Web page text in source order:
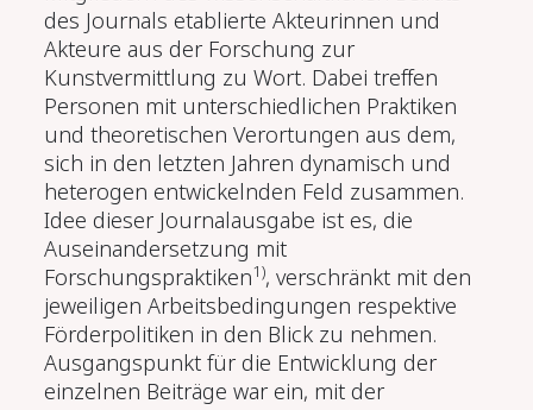
des Journals etablierte Akteurinnen und
Akteure aus der Forschung zur
Kunstvermittlung zu Wort. Dabei treffen
Personen mit unterschiedlichen Praktiken
und theoretischen Verortungen aus dem,
sich in den letzten Jahren dynamisch und
heterogen entwickelnden Feld zusammen.
Idee dieser Journalausgabe ist es, die
Auseinandersetzung mit
Forschungspraktiken1), verschränkt mit den
jeweiligen Arbeitsbedingungen respektive
Förderpolitiken in den Blick zu nehmen.
Ausgangspunkt für die Entwicklung der
einzelnen Beiträge war ein, mit der